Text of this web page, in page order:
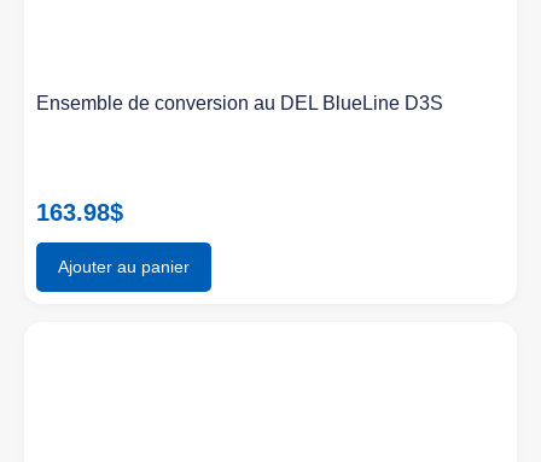
Ensemble de conversion au DEL BlueLine D3S
163.98$
Ajouter au panier